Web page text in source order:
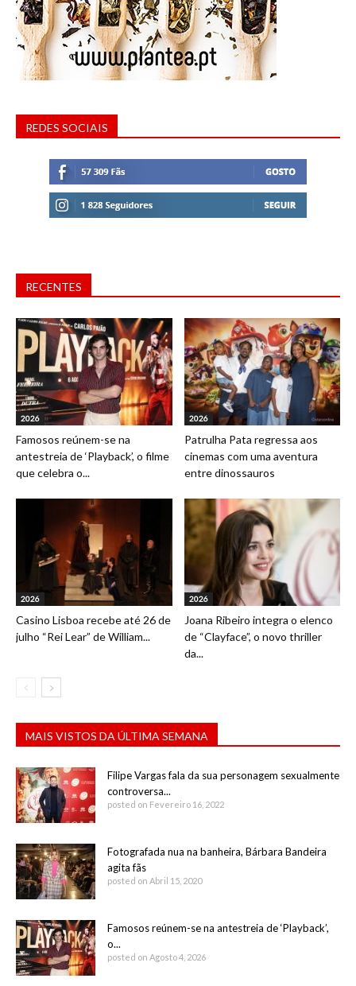
REDES SOCIAIS
RECENTES
2026
Famosos reúnem-se na
antestreia de ‘Playback’, o filme
que celebra o...
2026
Patrulha Pata regressa aos
cinemas com uma aventura
entre dinossauros
2026
Casino Lisboa recebe até 26 de
julho “Rei Lear” de William...
2026
Joana Ribeiro integra o elenco
de “Clayface”, o novo thriller
da...
MAIS VISTOS DA ÚLTIMA SEMANA
Filipe Vargas fala da sua personagem sexualmente
controversa...
posted on Fevereiro 16, 2022
Fotografada nua na banheira, Bárbara Bandeira
agita fãs
posted on Abril 15, 2020
Famosos reúnem-se na antestreia de ‘Playback’,
o...
posted on Agosto 4, 2026